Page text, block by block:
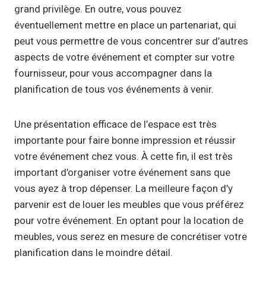
grand privilège. En outre, vous pouvez
éventuellement mettre en place un partenariat, qui
peut vous permettre de vous concentrer sur d’autres
aspects de votre événement et compter sur votre
fournisseur, pour vous accompagner dans la
planification de tous vos événements à venir.
Une présentation efficace de l’espace est très
importante pour faire bonne impression et réussir
votre événement chez vous. À cette fin, il est très
important d’organiser votre événement sans que
vous ayez à trop dépenser. La meilleure façon d’y
parvenir est de louer les meubles que vous préférez
pour votre événement. En optant pour la location de
meubles, vous serez en mesure de concrétiser votre
planification dans le moindre détail.